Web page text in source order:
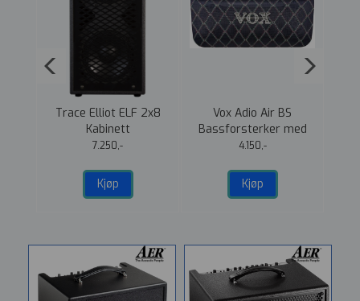
Trace Elliot ELF 2x8
Kabinett
7.250,-
Kjøp
Vox Adio Air BS
Bassforsterker med
Bluetooth
4.150,-
Kjøp